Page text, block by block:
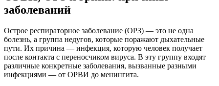
заболеваний
Острое респираторное заболевание (ОРЗ) — это не одна
болезнь, а группа недугов, которые поражают дыхательные
пути. Их причина — инфекция, которую человек получает
после контакта с переносчиком вируса. В эту группу входят
различные конкретные заболевания, вызванные разными
инфекциями — от ОРВИ до менингита.